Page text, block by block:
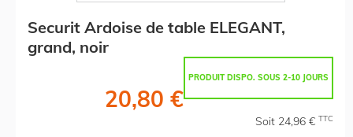
Securit Ardoise de table ELEGANT,
grand, noir
PRODUIT DISPO. SOUS 2-10 JOURS
20,80 €
Soit 24,96 € TTC